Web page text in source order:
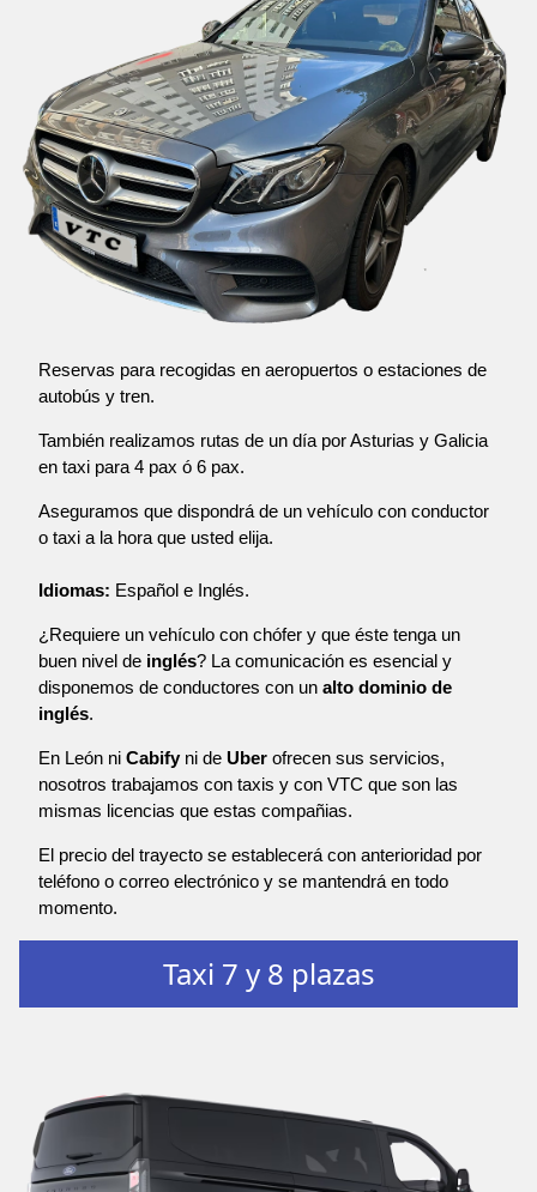
Reservas para recogidas en aeropuertos o estaciones de
autobús y tren.
También realizamos rutas de un día por Asturias y Galicia
en taxi para 4 pax ó 6 pax.
Aseguramos que dispondrá de un vehículo con conductor
o taxi a la hora que usted elija.
Idiomas: Español e Inglés.
¿Requiere un vehículo con chófer y que éste tenga un
buen nivel de inglés? La comunicación es esencial y
disponemos de conductores con un alto dominio de
inglés.
En León ni Cabify ni de Uber ofrecen sus servicios,
nosotros trabajamos con taxis y con VTC que son las
mismas licencias que estas compañias.
El precio del trayecto se establecerá con anterioridad por
teléfono o correo electrónico y se mantendrá en todo
momento.
Taxi 7 y 8 plazas